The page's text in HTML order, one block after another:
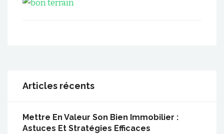
Articles récents
Mettre En Valeur Son Bien Immobilier :
Astuces Et Stratégies Efficaces